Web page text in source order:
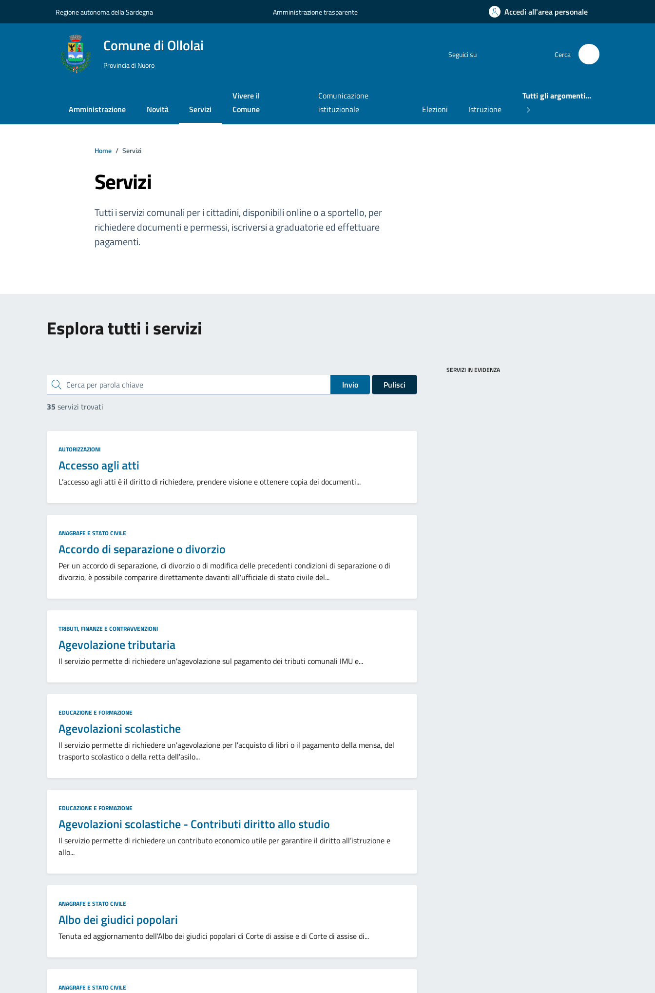
Regione autonoma della Sardegna Amministrazione trasparente Accedi all'area personale
Comune di Ollolai
Provincia di Nuoro
Seguici su Cerca
Amministrazione Novità Servizi
Vivere il
Comune
Comunicazione
istituzionale
Elezioni Istruzione
Tutti gli argomenti...
Home Servizi
Servizi
Tutti i servizi comunali per i cittadini, disponibili online o a sportello, per
richiedere documenti e permessi, iscriversi a graduatorie ed effettuare
pagamenti.
Esplora tutti i servizi
cerca Invio
Pulisci
35 servizi trovati
Categoria:
AUTORIZZAZIONI
Accesso agli atti
L’accesso agli atti è il diritto di richiedere, prendere visione e ottenere copia dei documenti...
Categoria:
ANAGRAFE E STATO CIVILE
Accordo di separazione o divorzio
Per un accordo di separazione, di divorzio o di modifica delle precedenti condizioni di separazione o di
divorzio, è possibile comparire direttamente davanti all'ufficiale di stato civile del...
Categoria:
TRIBUTI, FINANZE E CONTRAVVENZIONI
Agevolazione tributaria
Il servizio permette di richiedere un'agevolazione sul pagamento dei tributi comunali IMU e...
Categoria:
EDUCAZIONE E FORMAZIONE
Agevolazioni scolastiche
Il servizio permette di richiedere un'agevolazione per l'acquisto di libri o il pagamento della mensa, del
trasporto scolastico o della retta dell'asilo...
Categoria:
EDUCAZIONE E FORMAZIONE
Agevolazioni scolastiche - Contributi diritto allo studio
Il servizio permette di richiedere un contributo economico utile per garantire il diritto all’istruzione e
allo...
Categoria:
ANAGRAFE E STATO CIVILE
Albo dei giudici popolari
Tenuta ed aggiornamento dell'Albo dei giudici popolari di Corte di assise e di Corte di assise di...
Categoria:
ANAGRAFE E STATO CIVILE
SERVIZI IN EVIDENZA